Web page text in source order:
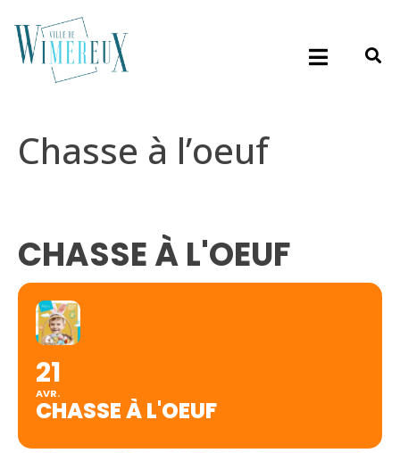
Chasse à l’oeuf
CHASSE À L'OEUF
21
AVR.
CHASSE À L'OEUF